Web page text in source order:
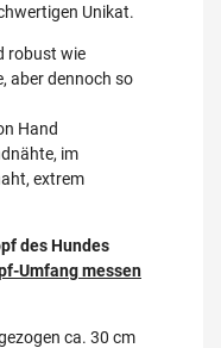
Unikat.
robust wie
aber dennoch so
Hand
im
extrem
des Hundes
Umfang messen
ca. 30 cm